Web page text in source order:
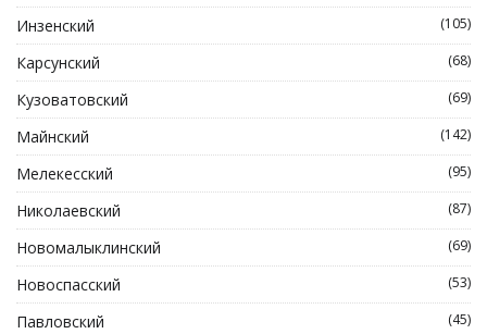
Инзенский (105)
Карсунский (68)
Кузоватовский (69)
Майнский (142)
Мелекесский (95)
Николаевский (87)
Новомалыклинский (69)
Новоспасский (53)
Павловский (45)